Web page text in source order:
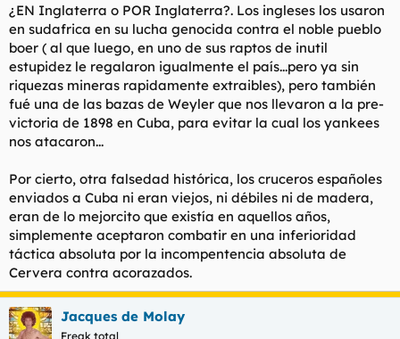
¿EN Inglaterra o POR Inglaterra?. Los ingleses los usaron
en sudafrica en su lucha genocida contra el noble pueblo
boer ( al que luego, en uno de sus raptos de inutil
estupidez le regalaron igualmente el país...pero ya sin
riquezas mineras rapidamente extraibles), pero también
fué una de las bazas de Weyler que nos llevaron a la pre-
victoria de 1898 en Cuba, para evitar la cual los yankees
nos atacaron...
Por cierto, otra falsedad histórica, los cruceros españoles
enviados a Cuba ni eran viejos, ni débiles ni de madera,
eran de lo mejorcito que existía en aquellos años,
simplemente aceptaron combatir en una inferioridad
táctica absoluta por la incompentencia absoluta de
Cervera contra acorazados.
Jacques de Molay
Freak total